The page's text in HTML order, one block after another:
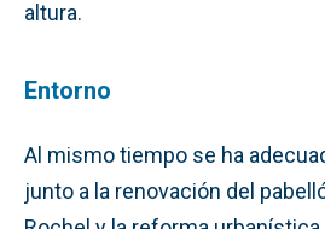
altura.
Entorno
Al mismo tiempo se ha
junto a la renovación del